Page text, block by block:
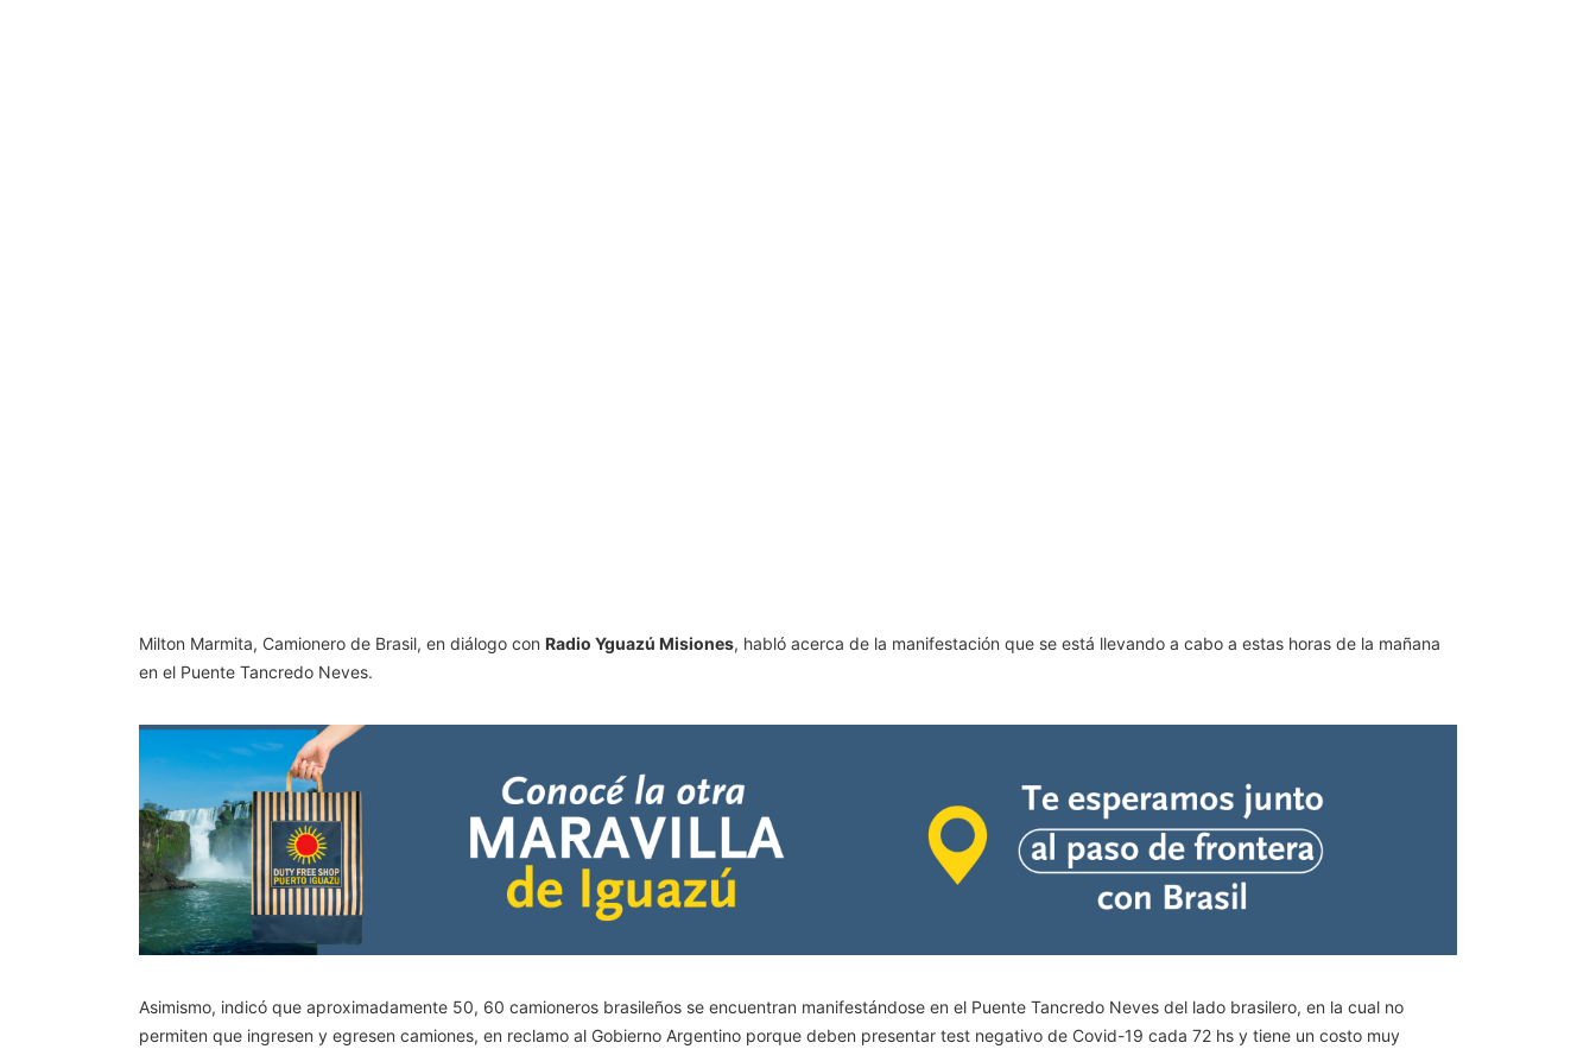
Milton Marmita, Camionero de Brasil, en diálogo con Radio Yguazú Misiones, habló acerca de la manifestación que se está llevando a cabo a estas horas de la mañana
en el Puente Tancredo Neves.
Asimismo, indicó que aproximadamente 50, 60 camioneros brasileños se encuentran manifestándose en el Puente Tancredo Neves del lado brasilero, en la cual no
permiten que ingresen y egresen camiones, en reclamo al Gobierno Argentino porque deben presentar test negativo de Covid-19 cada 72 hs y tiene un costo muy